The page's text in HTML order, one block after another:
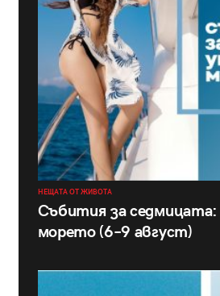
НЕЩАТА ОТ ЖИВОТА
Събития за седмицата:
морето (6–9 август)